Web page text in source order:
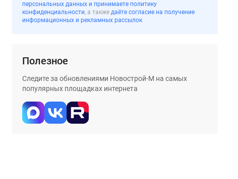
персональных данных и принимаете политику
конфиденциальности, а также даёте согласие на получение
информационных и рекламных рассылок
Полезное
Следите за обновлениями Новострой-М на самых
популярных площадках интернета